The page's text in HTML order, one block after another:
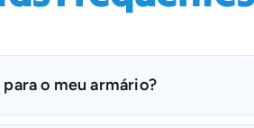
o meu armário?